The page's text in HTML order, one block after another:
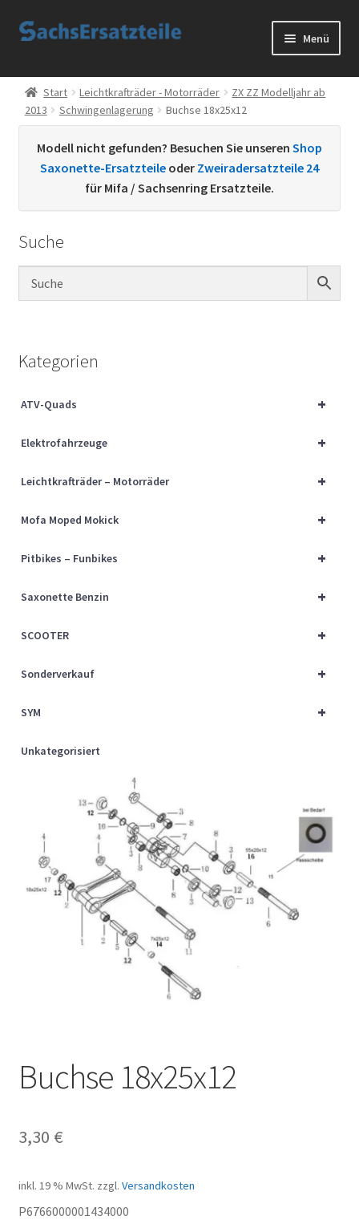
Zur
Zum
Menü
Start
AGB
Datenschutzerklärung
Kontakt
Sachs Ersatzteile
Über uns
Start Leichtkrafträder - Motorräder
ZX ZZ Modelljahr ab
2013
Schwingenlagerung Buchse 18x25x12
Modell nicht gefunden? Besuchen Sie unseren Shop
Saxonette-Ersatzteile oder Zweiradersatzteile 24
für Mifa / Sachsenring Ersatzteile.
Suche
Kategorien
+
ATV-Quads
+
Elektrofahrzeuge
+
Leichtkrafträder – Motorräder
+
Mofa Moped Mokick
+
Pitbikes – Funbikes
+
Saxonette Benzin
+
SCOOTER
+
Sonderverkauf
+
SYM
Unkategorisiert
Buchse 18x25x12
3,30 €
inkl. 19 % MwSt. zzgl. Versandkosten
P6766000001434000